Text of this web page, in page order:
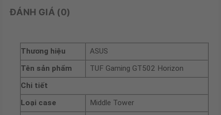
ĐÁNH GIÁ (0)
Thương hiệu
ASUS
Tên sản phẩm
TUF Gaming GT502 Horizon
Chi tiết
Loại case
Middle Tower